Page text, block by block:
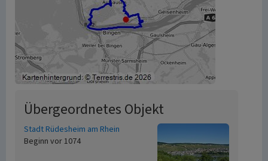
Übergeordnetes Objekt
Stadt Rüdesheim am Rhein
Beginn vor 1074